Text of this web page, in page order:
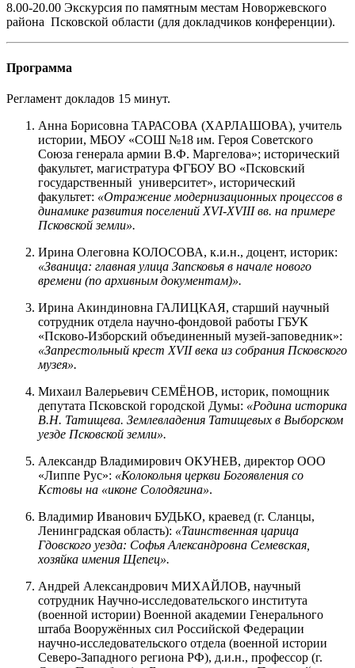
8.00-20.00 Экскурсия по памятным местам Новоржевского
района Псковской области (для докладчиков конференции).
Программа
Регламент докладов 15 минут.
Анна Борисовна ТАРАСОВА (ХАРЛАШОВА), учитель
истории, МБОУ «СОШ №18 им. Героя Советского
Союза генерала армии В.Ф. Маргелова»; исторический
факультет, магистратура ФГБОУ ВО «Псковский
государственный университет», исторический
факультет: «Отражение модернизационных процессов в
динамике развития поселений XVI-XVIII вв. на примере
Псковской земли».
Ирина Олеговна КОЛОСОВА, к.и.н., доцент, историк:
«Званица: главная улица Запсковья в начале нового
времени (по архивным документам)».
Ирина Акиндиновна ГАЛИЦКАЯ, старший научный
сотрудник отдела научно-фондовой работы ГБУК
«Псково-Изборский объединенный музей-заповедник»:
«Запрестольный крест XVII века из собрания Псковского
музея».
Михаил Валерьевич СЕМЁНОВ, историк, помощник
депутата Псковской городской Думы: «Родина историка
В.Н. Татищева. Землевладения Татищевых в Выборском
уезде Псковской земли».
Александр Владимирович ОКУНЕВ, директор ООО
«Липпе Рус»: «Колокольня церкви Богоявления со
Кстовы на «иконе Солодягина».
Владимир Иванович БУДЬКО, краевед (г. Сланцы,
Ленинградская область): «Таинственная царица
Гдовского уезда: Софья Александровна Семевская,
хозяйка имения Щепец».
Андрей Александрович МИХАЙЛОВ, научный
сотрудник Научно-исследовательского института
(военной истории) Военной академии Генерального
штаба Вооружённых сил Российской Федерации
научно-исследовательского отдела (военной истории
Северо-Западного региона РФ), д.и.н., профессор (г.